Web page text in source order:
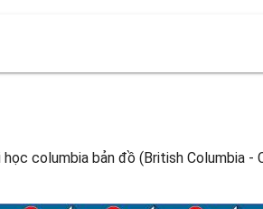
columbia bản đồ (British Columbia -